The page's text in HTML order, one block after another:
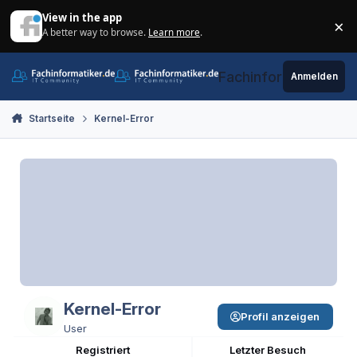
View in the app
A better way to browse. Learn more. ×
Fachinformatiker.de
Anmelden
Startseite Kernel-Error
Kernel-Error
User
Registriert
Letzter Besuch
Profil anzeigen